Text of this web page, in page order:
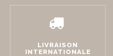
LIVRAISON
INTERNATIONALE